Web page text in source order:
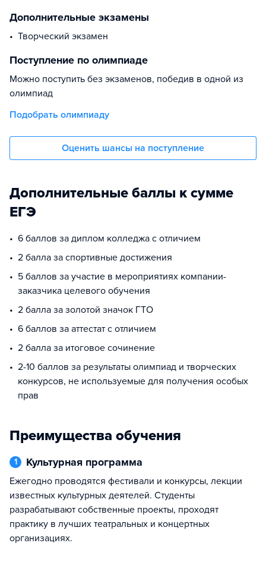
Дополнительные экзамены
Творческий экзамен
Поступление по олимпиаде
Можно поступить без экзаменов, победив в одной из
олимпиад
Подобрать олимпиаду
Оценить шансы на поступление
Дополнительные баллы к сумме
ЕГЭ
6 баллов за диплом колледжа с отличием
2 балла за спортивные достижения
5 баллов за участие в мероприятиях компании-
заказчика целевого обучения
2 балла за золотой значок ГТО
6 баллов за аттестат с отличием
2 балла за итоговое сочинение
2-10 баллов за результаты олимпиад и творческих
конкурсов, не используемые для получения особых
прав
Преимущества обучения
1 Культурная программа
Ежегодно проводятся фестивали и конкурсы, лекции
известных культурных деятелей. Студенты
разрабатывают собственные проекты, проходят
практику в лучших театральных и концертных
организациях.